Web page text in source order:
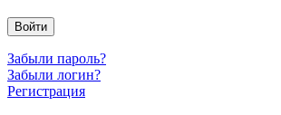
Войти
Забыли пароль?
Забыли логин?
Регистрация